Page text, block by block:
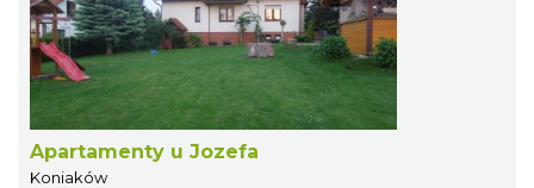
Apartamenty u Jozefa
Koniaków